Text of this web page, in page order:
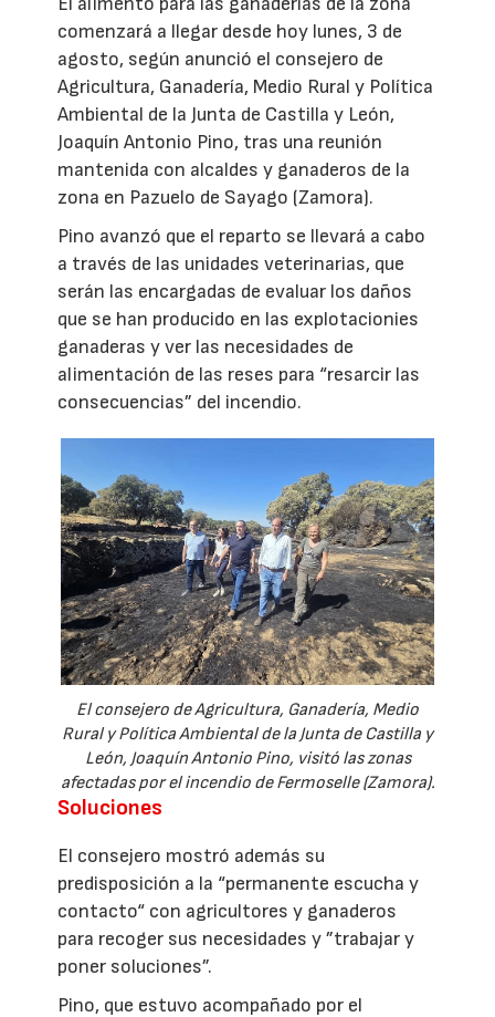
comenzará a llegar desde hoy lunes, 3 de
agosto, según anunció el consejero de
Agricultura, Ganadería, Medio Rural y Política
Ambiental de la Junta de Castilla y León,
Joaquín Antonio Pino, tras una reunión
mantenida con alcaldes y ganaderos de la
zona en Pazuelo de Sayago (Zamora).
Pino avanzó que el reparto se llevará a cabo
a través de las unidades veterinarias, que
serán las encargadas de evaluar los daños
que se han producido en las explotacionies
ganaderas y ver las necesidades de
alimentación de las reses para “resarcir las
consecuencias” del incendio.
El consejero de Agricultura, Ganadería, Medio
Rural y Política Ambiental de la Junta de Castilla y
León, Joaquín Antonio Pino, visitó las zonas
afectadas por el incendio de Fermoselle (Zamora).
Soluciones
El consejero mostró además su
predisposición a la “permanente escucha y
contacto“ con agricultores y ganaderos
para recoger sus necesidades y ”trabajar y
poner soluciones”.
Pino, que estuvo acompañado por el